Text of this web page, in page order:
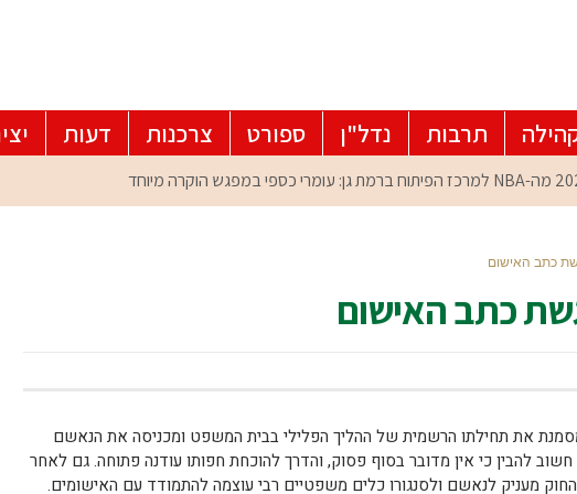
תרבות נדל"ן ספורט צרכנות דעות
מה-NBA למרכז הפיתוח ברמת גן: עומרי כספי במפגש הוקרה מיוחד
כתב האישום
כתב האישום
את תחילתו הרשמית של ההליך הפלילי בבית המשפט ומכניסה את הנאשם
להבין כי אין מדובר בסוף פסוק, והדרך להוכחת חפותו עודנה פתוחה. גם לאחר
מעניק לנאשם ולסנגורו כלים משפטיים רבי עוצמה להתמודד עם האישומים.